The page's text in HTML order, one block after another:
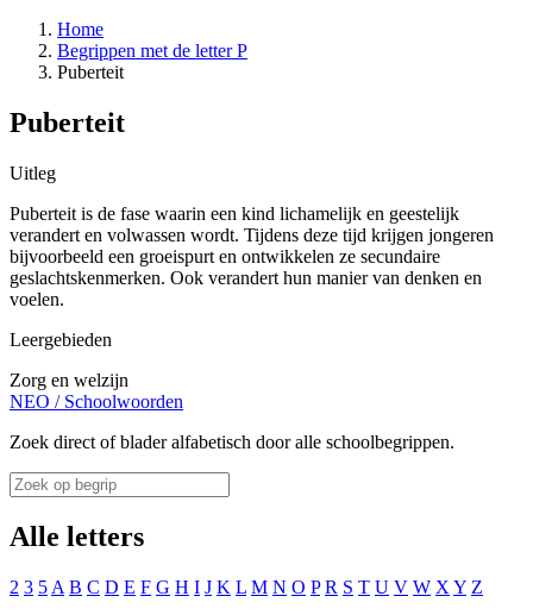
Home
Begrippen met de letter P
Puberteit
Puberteit
Uitleg
Puberteit is de fase waarin een kind lichamelijk en geestelijk
verandert en volwassen wordt. Tijdens deze tijd krijgen jongeren
bijvoorbeeld een groeispurt en ontwikkelen ze secundaire
geslachtskenmerken. Ook verandert hun manier van denken en
voelen.
Leergebieden
Zorg en welzijn
NEO / Schoolwoorden
Zoek direct of blader alfabetisch door alle schoolbegrippen.
Alle letters
2 3 5 A B C D E F G H I J K L M N O P R S T U V W X Y Z